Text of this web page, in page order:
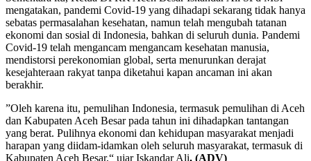
mengatakan, pandemi Covid-19 yang dihadapi sekarang tidak hanya
sebatas permasalahan kesehatan, namun telah mengubah tatanan
ekonomi dan sosial di Indonesia, bahkan di seluruh dunia. Pandemi
Covid-19 telah mengancam mengancam kesehatan manusia,
mendistorsi perekonomian global, serta menurunkan derajat
kesejahteraan rakyat tanpa diketahui kapan ancaman ini akan
berakhir.
”Oleh karena itu, pemulihan Indonesia, termasuk pemulihan di Aceh
dan Kabupaten Aceh Besar pada tahun ini dihadapkan tantangan
yang berat. Pulihnya ekonomi dan kehidupan masyarakat menjadi
harapan yang diidam-idamkan oleh seluruh masyarakat, termasuk di
Kabupaten Aceh Besar,“ ujar Iskandar Ali. (ADV)